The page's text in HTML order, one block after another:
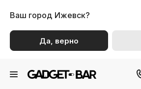
Ваш город Ижевск?
Да, верно